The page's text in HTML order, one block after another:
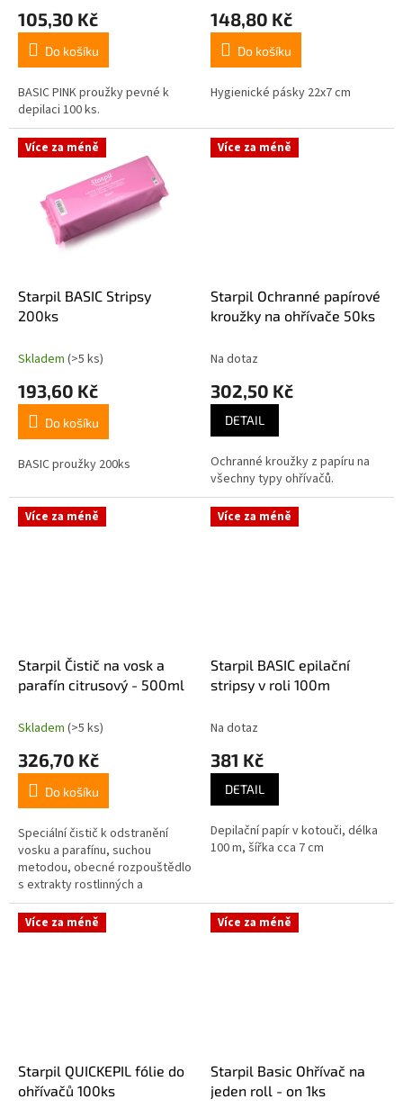
105,30 Kč
Do košíku
BASIC PINK proužky pevné k
depilaci 100 ks.
148,80 Kč
Do košíku
Hygienické pásky 22x7 cm
Více za méně
Starpil BASIC Stripsy
200ks
Skladem (>5 ks)
193,60 Kč
Do košíku
BASIC proužky 200ks
Více za méně
Starpil Ochranné papírové
kroužky na ohřívače 50ks
Na dotaz
302,50 Kč
DETAIL
Ochranné kroužky z papíru na
všechny typy ohřívačů.
Více za méně
Starpil Čistič na vosk a
parafín citrusový - 500ml
Skladem (>5 ks)
326,70 Kč
Do košíku
Speciální čistič k odstranění
vosku a parafínu, suchou
metodou, obecné rozpouštědlo
s extrakty rostlinných a
minerálních olejů.
Více za méně
Starpil BASIC epilační
stripsy v roli 100m
Na dotaz
381 Kč
DETAIL
Depilační papír v kotouči, délka
100 m, šířka cca 7 cm
Více za méně
Starpil QUICKEPIL fólie do
ohřívačů 100ks
Více za méně
Starpil Basic Ohřívač na
jeden roll - on 1ks